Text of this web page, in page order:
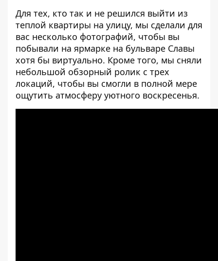
Для тех, кто так и не решился выйти из
теплой квартиры на улицу, мы сделали для
вас несколько фотографий, чтобы вы
побывали на ярмарке на бульваре Славы
хотя бы виртуально. Кроме того, мы сняли
небольшой обзорный ролик с трех
локаций, чтобы вы смогли в полной мере
ощутить атмосферу уютного воскресенья.